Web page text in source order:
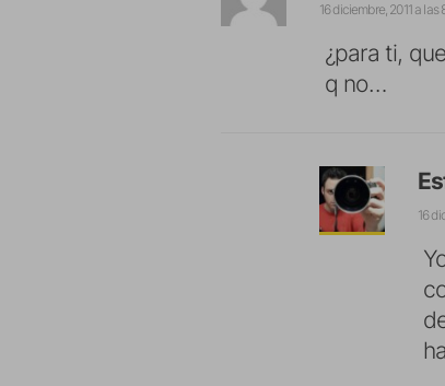
16 diciembre, 2011 a las
¿para ti,
q no…
16